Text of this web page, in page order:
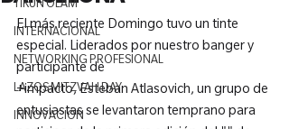
TIKUN OLAM
INTERNACIONAL
NETWORKING PROFESIONAL
LAZOS MITZVAH DAY
INNOVACIÓN
El más reciente Domingo tuvo un tinte
especial. Liderados por nuestro banger y
participante de
+impacto, Esteban Atlasovich, un grupo de
entusiastas se levantaron temprano para